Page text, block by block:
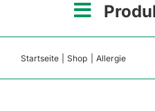
Startseite Shop Allergie